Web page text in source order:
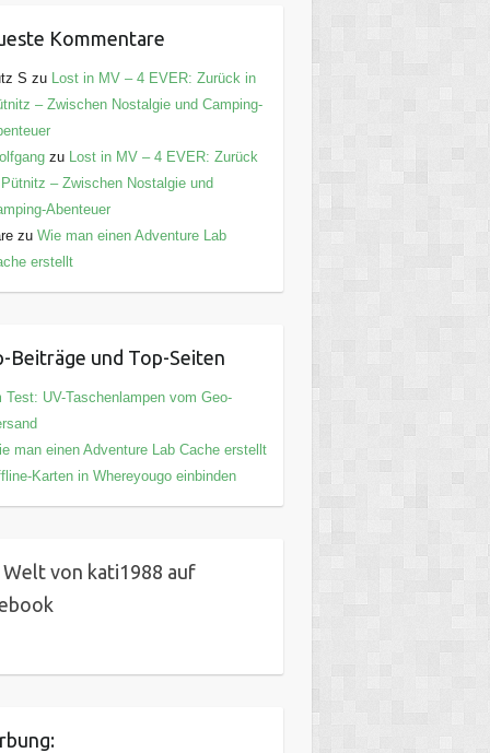
Kommentare
S zu
Lost in MV – 4 EVER: Zurück in
– Zwischen Nostalgie und Camping-
zu
Lost in MV – 4 EVER: Zurück
– Zwischen Nostalgie und
Abenteuer
zu Wie man einen Adventure Lab
erstellt
Beiträge und Top-Seiten
Test: UV-Taschenlampen vom Geo-
man einen Adventure Lab Cache erstellt
Karten in Whereyougo einbinden
Welt von kati1988 auf